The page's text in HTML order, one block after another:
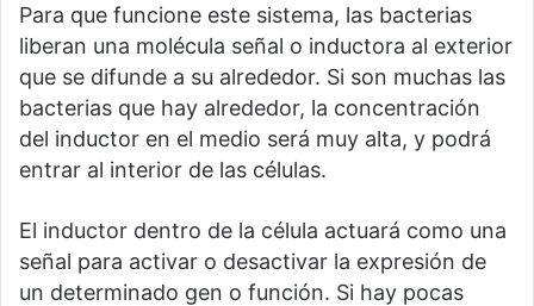
Para que funcione este sistema, las bacterias
liberan una molécula señal o inductora al exterior
que se difunde a su alrededor. Si son muchas las
bacterias que hay alrededor, la concentración
del inductor en el medio será muy alta, y podrá
entrar al interior de las células.
El inductor dentro de la célula actuará como una
señal para activar o desactivar la expresión de
un determinado gen o función. Si hay pocas